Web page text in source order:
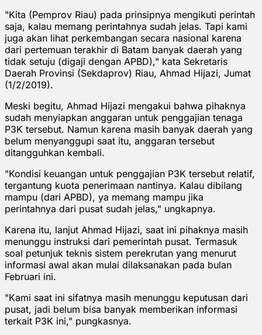
"Kita (Pemprov Riau) pada prinsipnya mengikuti perintah
saja, kalau memang perintahnya sudah jelas. Tapi kami
juga akan lihat perkembangan secara nasional karena
dari pertemuan terakhir di Batam banyak daerah yang
tidak setuju (digaji dengan APBD)," kata Sekretaris
Daerah Provinsi (Sekdaprov) Riau, Ahmad Hijazi, Jumat
(1/2/2019).
Meski begitu, Ahmad Hijazi mengakui bahwa pihaknya
sudah menyiapkan anggaran untuk penggajian tenaga
P3K tersebut. Namun karena masih banyak daerah yang
belum menyanggupi saat itu, anggaran tersebut
ditangguhkan kembali.
"Kondisi keuangan untuk penggajian P3K tersebut relatif,
tergantung kuota penerimaan nantinya. Kalau dibilang
mampu (dari APBD), ya memang mampu jika
perintahnya dari pusat sudah jelas," ungkapnya.
Karena itu, lanjut Ahmad Hijazi, saat ini pihaknya masih
menunggu instruksi dari pemerintah pusat. Termasuk
soal petunjuk teknis sistem perekrutan yang menurut
informasi awal akan mulai dilaksanakan pada bulan
Februari ini.
"Kami saat ini sifatnya masih menunggu keputusan dari
pusat, jadi belum bisa banyak memberikan informasi
terkait P3K ini," pungkasnya.